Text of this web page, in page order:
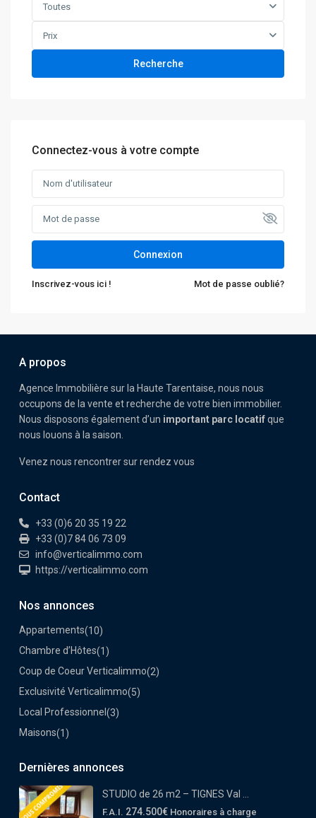
Toutes
Prix
Recherche
Connectez-vous à votre compte
Connexion
Inscrivez-vous ici ! Mot de passe oublié?
A propos
Agence Immobilière sur la Haute Tarentaise, nous nous
occupons de la vente et recherche de votre bien immobilier.
Nous disposons également d’un important parc locatifque
nous louons à la saison.
Venez nous rencontrer sur rendez vous
Contact
+33 (0)6 20 35 19 22
+33 (0)7 84 06 73 09
info@verticalimmo.com
https://verticalimmo.com
Nos annonces
Appartements(10)
Chambre d’Hôtes(1)
Coup de Coeur Verticalimmo(2)
Exclusivité Verticalimmo(5)
Local Professionnel (3)
Maisons(1)
Dernières annonces
STUDIO de 26 m2 – TIGNES Val ...
F.A.I. 274.500€ Honoraires à charge